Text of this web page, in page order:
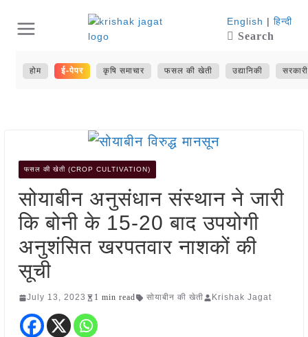
content
English | हिन्दी
Search
होम ई-पेपर कृषि समाचार फसल की खेती उद्यानिकी
फसल की खेती (CROP CULTIVATION)
सोयाबीन अनुसंधान संस्थान ने जारी
कि बोनी के 15-20 बाद उपयोगी
अनुशंसित खरपतवार नाशकों की
सूची
July 13, 2023 1 min read सोयाबीन की खेती Krishak Jagat